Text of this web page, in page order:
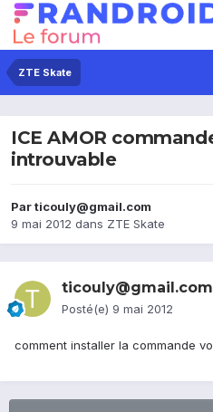
ZTE Skate
ICE AMOR
introuvable
Particouly@gmail.com
9 mai 2012 dans ZTE Skate
ticouly@gmail.com
Posté(e) 9 mai 2012
comment installer la commande